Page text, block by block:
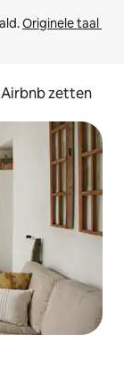
Originele taal
zetten